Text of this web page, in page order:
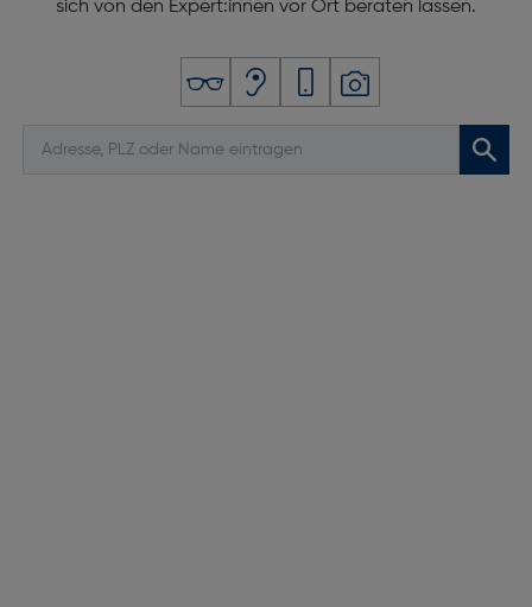
sich von den Expert:innen vor Ort beraten lassen.